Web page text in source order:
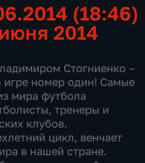
(18:46)
2014
Стогниенко –
игре номер один! Самые
мира футбола
тренеры и
клубов.
цикл, венчает
в нашей стране.